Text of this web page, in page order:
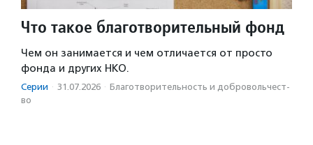
Что такое благотворительный фонд
Чем он занимается и чем отличается от просто
фонда и других НКО.
Серии · 31.07.2026 · Благотвори­тель­ность и доброволь­чест­
во